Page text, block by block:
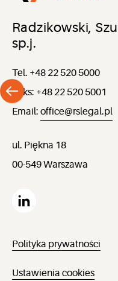
Radzikowski,
sp.j.
Tel. +48 22 520 5000
Faks: +48 22 520 5001
Email: office@rslegal.pl
ul. Piękna 18
00-549 Warszawa
Polityka prywatności
Ustawienia cookies